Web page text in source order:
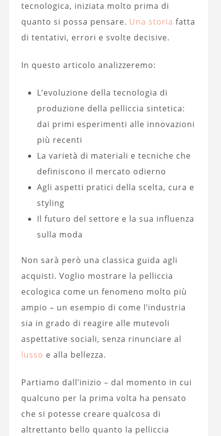
tecnologica, iniziata molto prima di
quanto si possa pensare. Una storia fatta
di tentativi, errori e svolte decisive.
In questo articolo analizzeremo:
L’evoluzione della tecnologia di
produzione della pelliccia sintetica:
dai primi esperimenti alle innovazioni
più recenti
La varietà di materiali e tecniche che
definiscono il mercato odierno
Agli aspetti pratici della scelta, cura e
styling
Il futuro del settore e la sua influenza
sulla moda
Non sarà però una classica guida agli
acquisti. Voglio mostrare la pelliccia
ecologica come un fenomeno molto più
ampio – un esempio di come l’industria
sia in grado di reagire alle mutevoli
aspettative sociali, senza rinunciare al
lusso e alla bellezza.
Partiamo dall’inizio – dal momento in cui
qualcuno per la prima volta ha pensato
che si potesse creare qualcosa di
altrettanto bello quanto la pelliccia